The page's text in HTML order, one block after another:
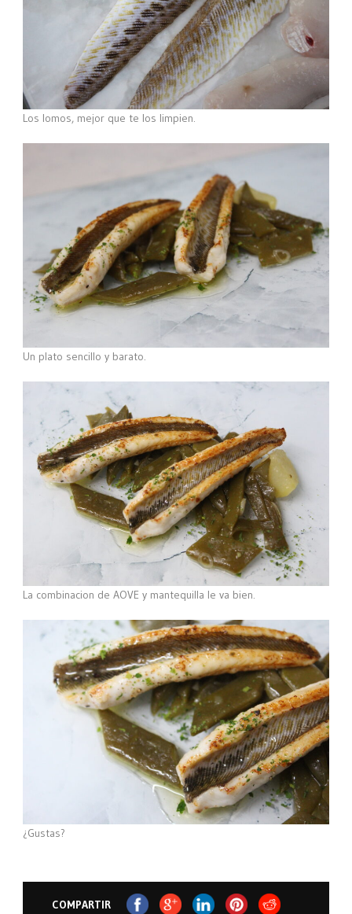
Los lomos, mejor que te los limpien.
Un plato sencillo y barato.
La combinacion de AOVE y mantequilla le va bien.
¿Gustas?
COMPARTIR